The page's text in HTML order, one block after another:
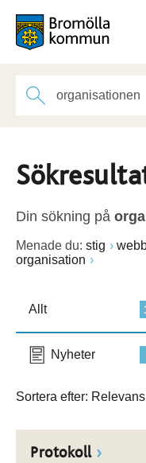
Din sökning på
Menade du: stig
organisation
Allt
Nyheter
Sortera efter: Relevans
Protokoll